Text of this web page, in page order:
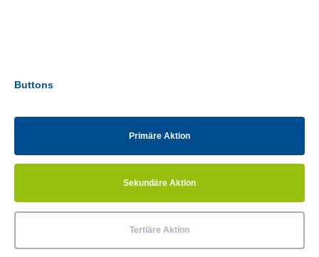
Buttons
Primäre Aktion
Sekundäre Aktion
Tertiäre Aktion